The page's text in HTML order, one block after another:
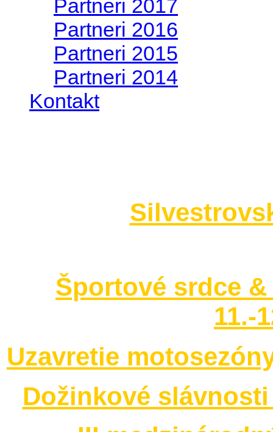
Partneri 2018
Partneri 2017
Partneri 2016
Partneri 2015
Partneri 2014
no images were found
Športové srdce
11.-
Uzavretie